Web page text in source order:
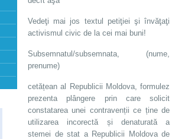
Vedeţi mai jos textul petiţiei şi învăţaţi
activismul civic de la cei mai buni!
Subsemnatul/subsemnata, (nume,
prenume)
cetățean al Republicii Moldova, formulez
prezenta plângere prin care solicit
constatarea unei contravenții ce ține de
utilizarea incorectă și denaturată a
stemei de stat a Republicii Moldova de